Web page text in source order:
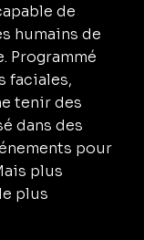
de
humains de
Programmé
faciales,
tenir des
dans des
pour
plus
plus